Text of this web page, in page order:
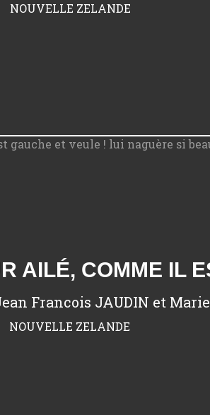
NOUVELLE ZELANDE
Francois JAUDIN et
NOUVELLE ZELANDE